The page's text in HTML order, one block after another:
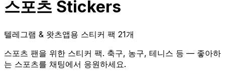
스포츠 Stickers
텔레그램 & 왓츠앱용 스티커 팩 21개
스포츠 팬을 위한 스티커 팩. 축구, 농구, 테니스 등 — 좋아하
는 스포츠를 채팅에서 응원하세요.